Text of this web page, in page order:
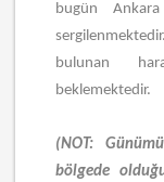
bugün
bulunan
beklemektedir.
(NOT:
bölgede